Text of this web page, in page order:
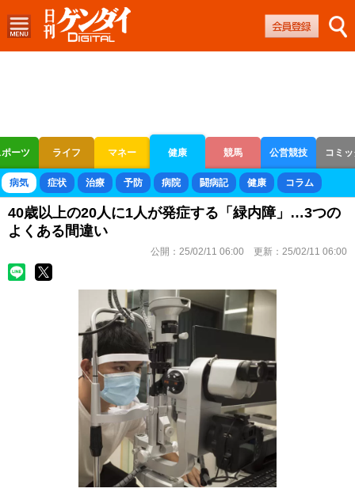
ーツ ライフ マネー 健康 競馬 公営競技 コミ
ボートレース 競輪 オートレース
病気 症状 治療 予防 病院 闘病記 健康 コラム
40歳以上の20人に1人が発症する「緑内障」…3つの
よくある間違い
公開： 25/02/11 06:00 更新： 25/02/11 06:00